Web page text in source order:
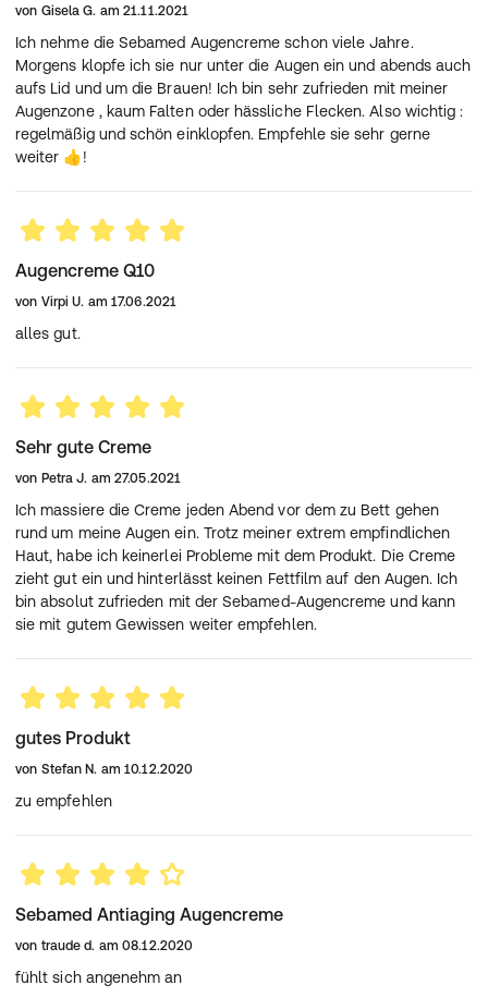
von Gisela G. am 21.11.2021
Ich nehme die Sebamed Augencreme schon viele Jahre.
Morgens klopfe ich sie nur unter die Augen ein und abends auch
aufs Lid und um die Brauen! Ich bin sehr zufrieden mit meiner
Augenzone , kaum Falten oder hässliche Flecken. Also wichtig :
regelmäßig und schön einklopfen. Empfehle sie sehr gerne
weiter 👍!
Augencreme Q10
von Virpi U. am 17.06.2021
alles gut.
Sehr gute Creme
von Petra J. am 27.05.2021
Ich massiere die Creme jeden Abend vor dem zu Bett gehen
rund um meine Augen ein. Trotz meiner extrem empfindlichen
Haut, habe ich keinerlei Probleme mit dem Produkt. Die Creme
zieht gut ein und hinterlässt keinen Fettfilm auf den Augen. Ich
bin absolut zufrieden mit der Sebamed-Augencreme und kann
sie mit gutem Gewissen weiter empfehlen.
gutes Produkt
von Stefan N. am 10.12.2020
zu empfehlen
Sebamed Antiaging Augencreme
von traude d. am 08.12.2020
fühlt sich angenehm an